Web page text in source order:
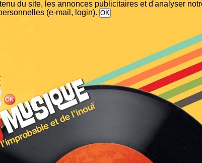
du site, les annonces publicitaires et d'analyser
(e-mail, login).